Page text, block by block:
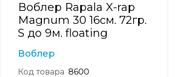
Воблер Rapala X-rap
Magnum 30 16см. 72гр.
S до 9м. floating
Воблер
Код товара 8600